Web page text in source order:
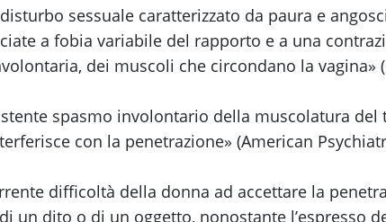
sessuale caratterizzato da paura e
a fobia variabile del rapporto e a una
dei muscoli che circondano la vagina»
spasmo involontario della muscolatura del
con la penetrazione» (American
difficoltà della donna ad accettare la
un dito o di un oggetto, nonostante l’espresso